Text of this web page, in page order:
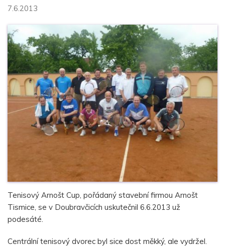
7.6.2013
Tenisový Arnošt Cup, pořádaný stavební firmou Arnošt
Tismice, se v Doubravčicích uskutečnil 6.6.2013 už
podesáté.
Centrální tenisový dvorec byl sice dost měkký, ale vydržel.